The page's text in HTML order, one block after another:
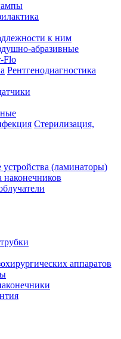
к ним
абразивные
Flo
Рентгенодиагностика
Стерилизация,
(ламинаторы)
наконечников
аппаратов